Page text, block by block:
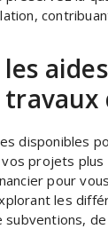
disponibles
projets
pour
les